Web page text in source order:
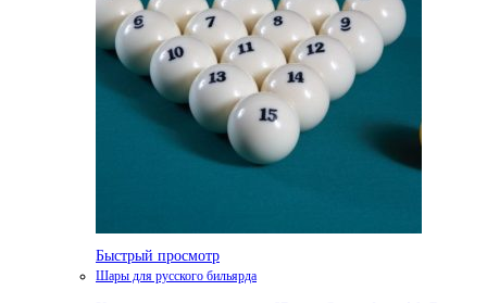
Быстрый просмотр
Шары для русского бильярда